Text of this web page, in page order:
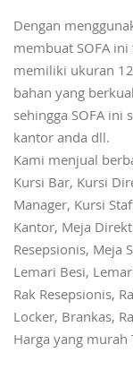
Dengan
membuat SOFA
memiliki ukuran
bahan yang
sehingga SOFA ini
kantor anda dll.
Kami menjual
Kursi Bar, Kursi
Manager, Kursi
Kantor, Meja
Resepsionis, Meja
Lemari Besi,
Rak Resepsionis,
Locker, Brankas,
Harga yang